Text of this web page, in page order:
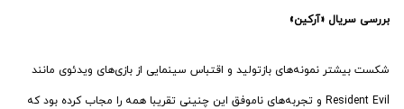
بررسی سریال «آرکین»
شکست بیشتر نمونه‌های بازتولید و اقتباس سینمایی از بازی‌های ویدئوی مانند
Resident Evil و تجربه‌های ناموفق این چنینی تقریبا همه را مجاب کرده بود که